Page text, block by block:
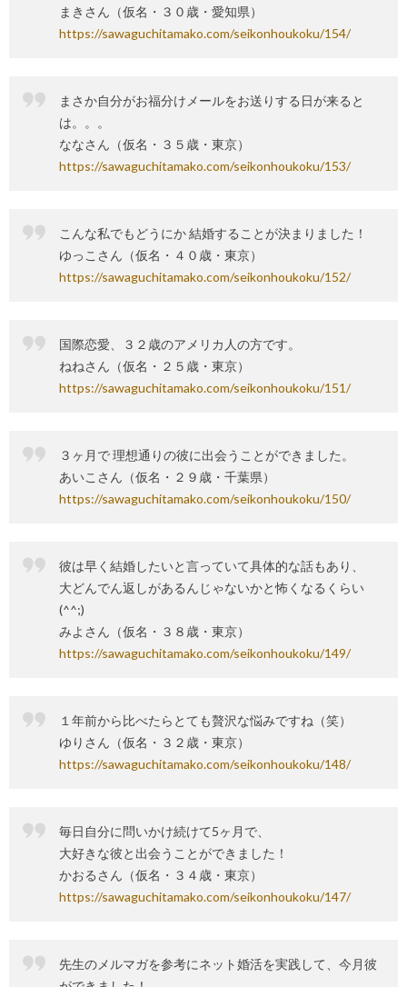
まきさん（仮名・３０歳・愛知県）
https://sawaguchitamako.com/seikonhoukoku/154/
まさか自分がお福分けメールをお送りする日が来ると
は。。。
ななさん（仮名・３５歳・東京）
https://sawaguchitamako.com/seikonhoukoku/153/
こんな私でもどうにか 結婚することが決まりました！
ゆっこさん（仮名・４０歳・東京）
https://sawaguchitamako.com/seikonhoukoku/152/
国際恋愛、３２歳のアメリカ人の方です。
ねねさん（仮名・２５歳・東京）
https://sawaguchitamako.com/seikonhoukoku/151/
３ヶ月で 理想通りの彼に出会うことができました。
あいこさん（仮名・２９歳・千葉県）
https://sawaguchitamako.com/seikonhoukoku/150/
彼は早く結婚したいと言っていて具体的な話もあり、
大どんでん返しがあるんじゃないかと怖くなるくらい
(^^;)
みよさん（仮名・３８歳・東京）
https://sawaguchitamako.com/seikonhoukoku/149/
１年前から比べたらとても贅沢な悩みですね（笑）
ゆりさん（仮名・３２歳・東京）
https://sawaguchitamako.com/seikonhoukoku/148/
毎日自分に問いかけ続けて5ヶ月で、
大好きな彼と出会うことができました！
かおるさん（仮名・３４歳・東京）
https://sawaguchitamako.com/seikonhoukoku/147/
先生のメルマガを参考にネット婚活を実践して、今月彼